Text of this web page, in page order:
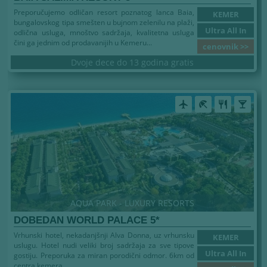
KEMER
Ultra All In
cenovnik >>
Preporučujemo odličan resort poznatog lanca Baia,
bungalovskog tipa smešten u bujnom zelenilu na plaži,
odlična usluga, mnoštvo sadržaja, kvalitetna usluga
čini ga jednim od prodavanijih u Kemeru...
Dvoje dece do 13 godina gratis
airplanemode_active beach_access restaurant local_bar
AQUA PARK - LUXURY RESORTS
DOBEDAN WORLD PALACE 5*
KEMER
Ultra All In
Vrhunski hotel, nekadanjšnji Alva Donna, uz vrhunsku
uslugu. Hotel nudi veliki broj sadržaja za sve tipove
gostiju. Preporuka za miran porodični odmor. 6km od